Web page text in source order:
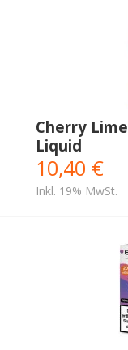
Cherry
Liquid
10,40 €
Inkl. 19% MwSt.